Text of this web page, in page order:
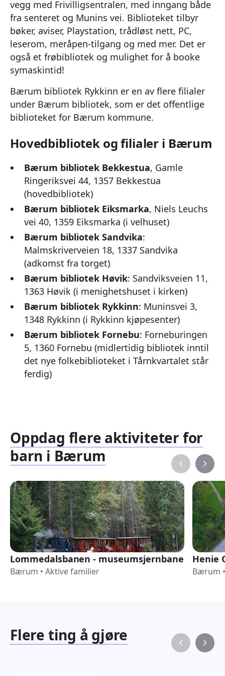
vegg med Frivilligsentralen, med inngang både
fra senteret og Munins vei. Biblioteket tilbyr
bøker, aviser, Playstation, trådløst nett, PC,
leserom, meråpen-tilgang og med mer. Det er
også et frøbibliotek og mulighet for å booke
symaskintid!
Bærum bibliotek Rykkinn er en av flere filialer
under Bærum bibliotek, som er det offentlige
biblioteket for Bærum kommune.
Hovedbibliotek og filialer i Bærum
Bærum bibliotek Bekkestua, Gamle
Ringeriksvei 44, 1357 Bekkestua
(hovedbibliotek)
Bærum bibliotek Eiksmarka, Niels Leuchs
vei 40, 1359 Eiksmarka (i velhuset)
Bærum bibliotek Sandvika:
Malmskriverveien 18, 1337 Sandvika
(adkomst fra torget)
Bærum bibliotek Høvik: Sandviksveien 11,
1363 Høvik (i menighetshuset i kirken)
Bærum bibliotek Rykkinn: Muninsvei 3,
1348 Rykkinn (i Rykkinn kjøpesenter)
Bærum bibliotek Fornebu: Forneburingen
5, 1360 Fornebu (midlertidig bibliotek inntil
det nye folkebiblioteket i Tårnkvartalet står
ferdig)
Oppdag flere aktiviteter for
barn i Bærum
Lommedalsbanen - museumsjernbane
Bærum • Aktive familier
Henie
Bærum •
Flere ting å gjøre